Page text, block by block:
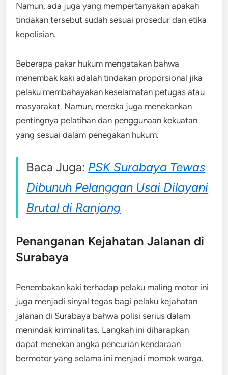
Namun, ada juga yang mempertanyakan apakah
tindakan tersebut sudah sesuai prosedur dan etika
kepolisian.
Beberapa pakar hukum mengatakan bahwa
menembak kaki adalah tindakan proporsional jika
pelaku membahayakan keselamatan petugas atau
masyarakat. Namun, mereka juga menekankan
pentingnya pelatihan dan penggunaan kekuatan
yang sesuai dalam penegakan hukum.
Baca Juga: PSK Surabaya Tewas
Dibunuh Pelanggan Usai Dilayani
Brutal di Ranjang
Penanganan Kejahatan Jalanan di
Surabaya
Penembakan kaki terhadap pelaku maling motor ini
juga menjadi sinyal tegas bagi pelaku kejahatan
jalanan di Surabaya bahwa polisi serius dalam
menindak kriminalitas. Langkah ini diharapkan
dapat menekan angka pencurian kendaraan
bermotor yang selama ini menjadi momok warga.